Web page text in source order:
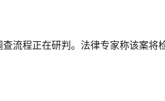
流程正在研判。法律专家称该案将